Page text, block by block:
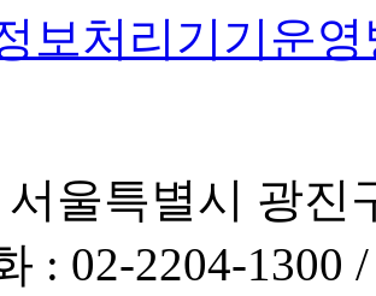
보처리기기운
서울특별시 광진
: 02-2204-1300